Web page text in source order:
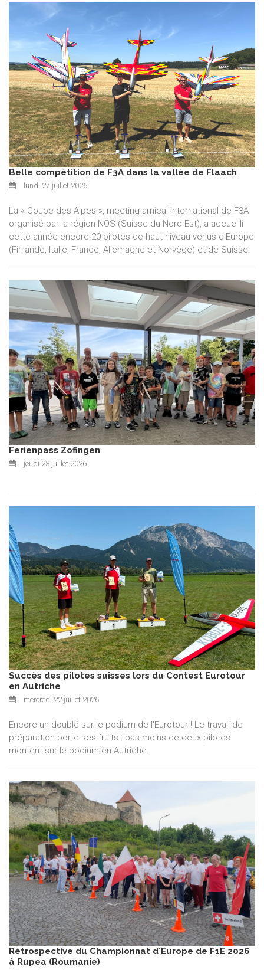
Belle compétition de F3A dans la vallée de Flaach
lundi 27 juillet 2026
La « Coupe des Alpes », meeting amical international de F3A
organisé par la région NOS (Suisse du Nord Est), a accueilli
cette année encore 20 pilotes de haut niveau venus d'Europe
(Finlande, Italie, France, Allemagne et Norvège) et de Suisse.
Ferienpass Zofingen
jeudi 23 juillet 2026
Succès des pilotes suisses lors du Contest Eurotour
en Autriche
mercredi 22 juillet 2026
Encore un doublé sur le podium de l'Eurotour ! Le travail de
préparation porte ses fruits : pas moins de deux pilotes
montent sur le podium en Autriche.
Rétrospective du Championnat d'Europe de F1E 2026
à Rupea (Roumanie)